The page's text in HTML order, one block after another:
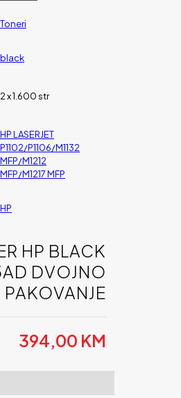
Toneri
black
2 x 1.600 str
HP LASERJET
P1102/P1106/M1132
MFP/M1212
MFP/M1217 MFP
HP
HP BLACK
DVOJNO
PAKOVANJE
394,00 KM